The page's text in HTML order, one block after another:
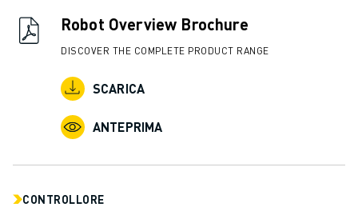
Robot Overview Brochure
DISCOVER THE COMPLETE PRODUCT RANGE
SCARICA
ANTEPRIMA
CONTROLLORE